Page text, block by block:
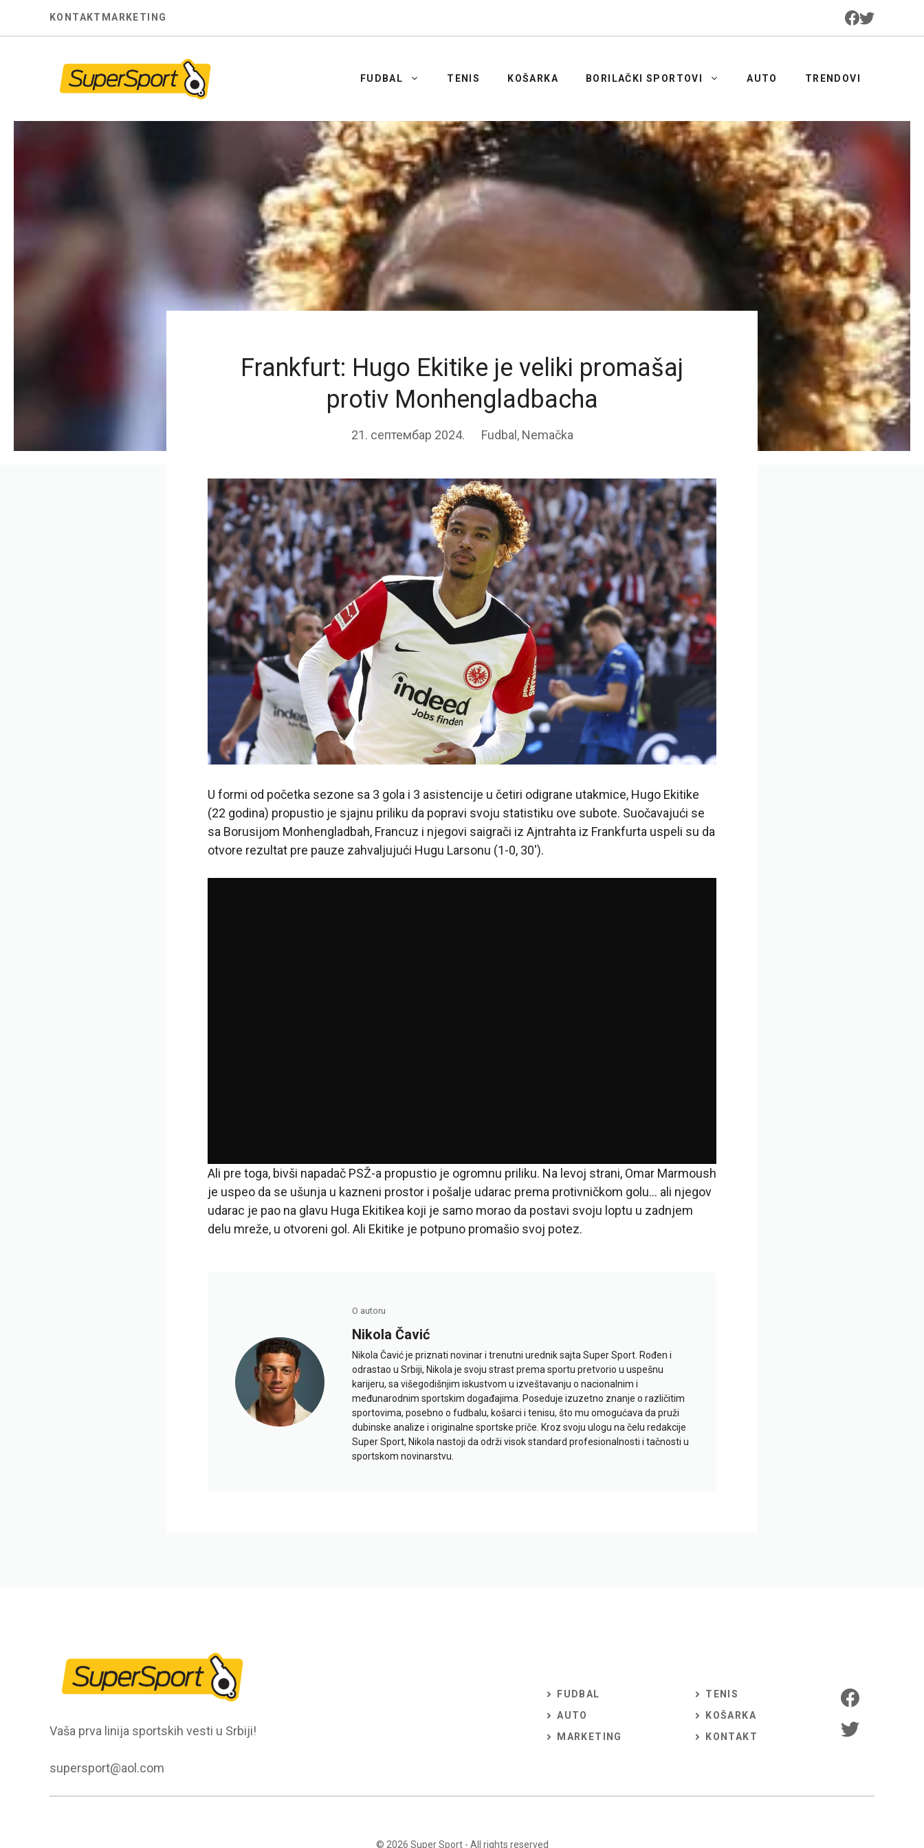
KONTAKT MARKETING
FUDBAL TENIS KOŠARKA BORILAČKI SPORTOVI AUTO TRENDOVI
Frankfurt: Hugo Ekitike je veliki promašaj
protiv Monhengladbacha
21. септембар 2024. Fudbal , Nemačka
U formi od početka sezone sa 3 gola i 3 asistencije u četiri odigrane utakmice, Hugo Ekitike
(22 godina) propustio je sjajnu priliku da popravi svoju statistiku ove subote. Suočavajući se
sa Borusijom Monhengladbah, Francuz i njegovi saigrači iz Ajntrahta iz Frankfurta uspeli su da
otvore rezultat pre pauze zahvaljujući Hugu Larsonu (1-0, 30′).
Ali pre toga, bivši napadač PSŽ-a propustio je ogromnu priliku. Na levoj strani, Omar Marmoush
je uspeo da se ušunja u kazneni prostor i pošalje udarac prema protivničkom golu… ali njegov
udarac je pao na glavu Huga Ekitikea koji je samo morao da postavi svoju loptu u zadnjem
delu mreže, u otvoreni gol. Ali Ekitike je potpuno promašio svoj potez.
O autoru
Nikola Čavić
Nikola Čavić je priznati novinar i trenutni urednik sajta Super Sport. Rođen i
odrastao u Srbiji, Nikola je svoju strast prema sportu pretvorio u uspešnu
karijeru, sa višegodišnjim iskustvom u izveštavanju o nacionalnim i
međunarodnim sportskim događajima. Poseduje izuzetno znanje o različitim
sportovima, posebno o fudbalu, košarci i tenisu, što mu omogućava da pruži
dubinske analize i originalne sportske priče. Kroz svoju ulogu na čelu redakcije
Super Sport, Nikola nastoji da održi visok standard profesionalnosti i tačnosti u
sportskom novinarstvu.
Vaša prva linija sportskih vesti u Srbiji!
supersport@aol.com
FUDBAL
AUTO
MARKETING
TENIS
KOŠARKA
KONTAKT
© 2026 Super Sport- All rights reserved